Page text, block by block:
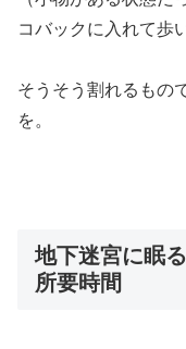
コバックに入れて歩
そうそう割れるもの
を。
地下迷宮に眠
所要時間